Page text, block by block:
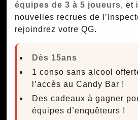
équipes de 3 à 5 joueurs, et
nouvelles recrues de
rejoindrez votre QG.
Dès 15ans
1 conso sans alcool
l’accès au Candy Bar !
Des cadeaux à gagner
équipes d’enquêteurs !